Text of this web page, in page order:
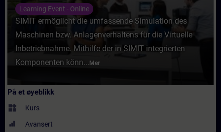
Einsteiger (Online-Training)
Learning Event - Online
SIMIT ermöglicht die umfassende Simulation des
Maschinen bzw. Anlagenverhaltens für die Virtuelle
Inbetriebnahme. Mithilfe der in SIMIT integrierten
Komponenten könn... Mer
På et øyeblikk
widgets Kurs
Avansert